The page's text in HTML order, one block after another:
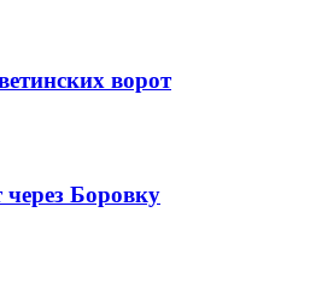
ворот
Боровку